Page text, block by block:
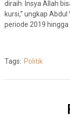
diraih. Insya Allah
kursi,” ungkap
periode 2019 hingga
Tags: Politik